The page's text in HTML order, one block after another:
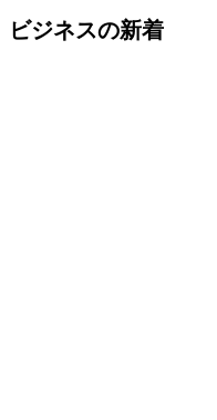
ビジネスの新着